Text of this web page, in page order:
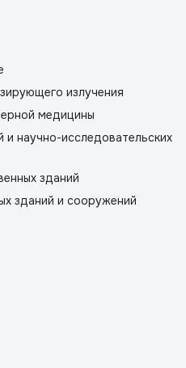
излучения
медицины
научно-исследовательских
зданий
зданий и сооружений